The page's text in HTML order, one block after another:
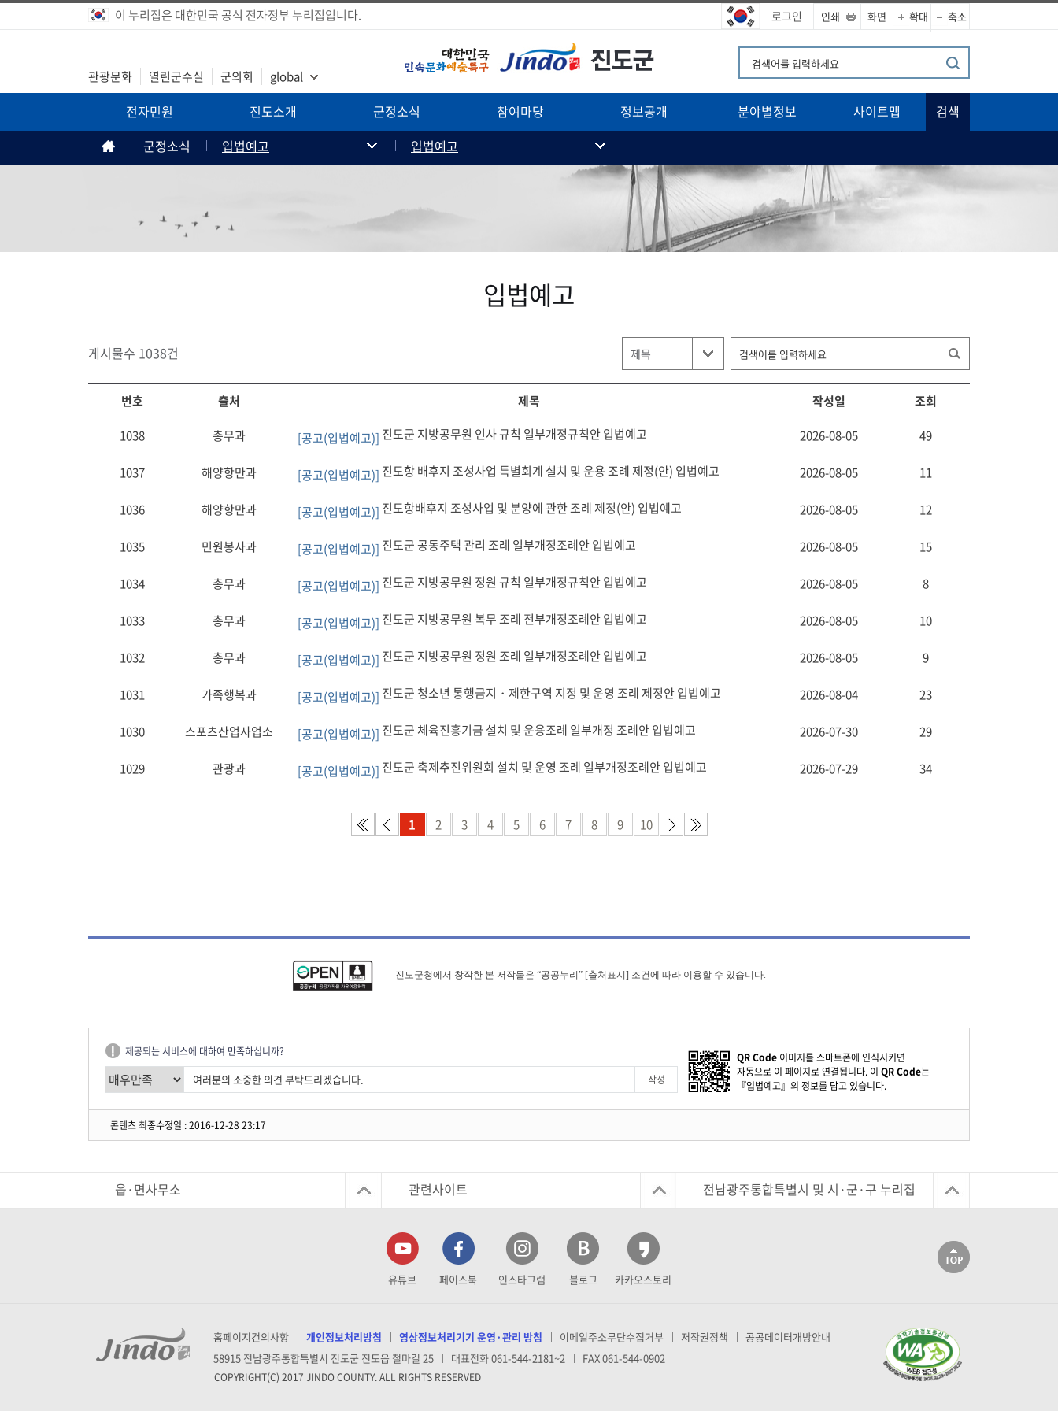
이 누리집은 대한민국 공식 전자정부 누리집입니다. 로그인 인쇄 화면 확대 축소
관광문화 열린군수실 군의회 global
전자민원 진도소개 군정소식 참여마당 정보공개 분야별정보 사이트맵
검색
군정소식
입법예고 입법예고
입법예고
게시물수 1038건
번호 출처 제목 작성일
조회
1038
총무과 [공고(입법예고)] 진도군 지방공무원 인사 규칙 일부개정규칙안 입법예고 2026-08-05 49
1037 해양항만과 [공고(입법예고)] 진도항 배후지 조성사업 특별회계 설치 및 운용 조례 제정(안) 입법예고 2026-08-05 11
1036 해양항만과 [공고(입법예고)] 진도항배후지 조성사업 및 분양에 관한 조례 제정(안) 입법예고 2026-08-05 12
1035 민원봉사과 [공고(입법예고)] 진도군 공동주택 관리 조례 일부개정조례안 입법예고 2026-08-05 15
1034 총무과 [공고(입법예고)] 진도군 지방공무원 정원 규칙 일부개정규칙안 입법예고 2026-08-05 8
1033 총무과 [공고(입법예고)] 진도군 지방공무원 복무 조례 전부개정조례안 입법예고 2026-08-05 10
1032 총무과 [공고(입법예고)] 진도군 지방공무원 정원 조례 일부개정조례안 입법예고 2026-08-05 9
1031 가족행복과 [공고(입법예고)] 진도군 청소년 통행금지・제한구역 지정 및 운영 조례 제정안 입법예고 2026-08-04 23
1030 스포츠산업사업소 [공고(입법예고)] 진도군 체육진흥기금 설치 및 운용조례 일부개정 조례안 입법예고 2026-07-30 29
1029 관광과 [공고(입법예고)] 진도군 축제추진위원회 설치 및 운영 조례 일부개정조례안 입법예고 2026-07-29 34
1 2 3 4 5 6 7 8 9 10
진도군청에서 창작한 본 저작물은 “공공누리” [출처표시] 조건에 따라 이용할 수 있습니다.
제공되는 서비스에 대하여 만족하십니까? QR Code 이미지를 스마트폰에 인식시키면
자동으로 이 페이지로 연결됩니다. 이 QR Code는
『입법예고』의 정보를 담고 있습니다.
콘텐츠 최종수정일 : 2016-12-28 23:17
읍·면사무소 관련사이트 전남광주통합특별시 및 시·군·구 누리집
유튜브 페이스북 인스타그램 블로그 카카오스토리
홈페이지건의사항 개인정보처리방침 영상정보처리기기 운영·관리 방침 이메일주소무단수집거부 저작권정책
공공데이터개방안내
58915 전남광주통합특별시 진도군 진도읍 철마길 25
대표전화 061-544-2181~2 FAX 061-544-0902
COPYRIGHT(C) 2017 JINDO COUNTY. ALL RIGHTS RESERVED